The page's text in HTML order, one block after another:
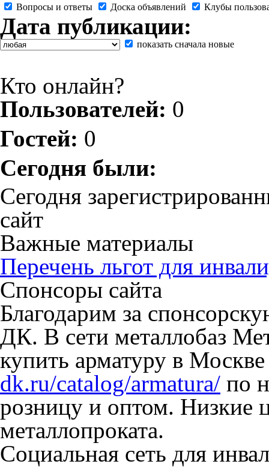
Вопросы и ответы
Доска объявлений Клубы
Дата публикации:
показать сначала новые
Кто онлайн?
Пользователей: 0
Гостей: 0
Сегодня были:
Сегодня
сайт
Важные материалы
Перечень льгот для
Спонсоры сайта
Благодарим за
ДК. В сети металлобаз
купить арматуру в
dk.ru/catalog/armatura/ по
розницу и оптом. Низкие
металлопроката.
Социальная сеть для